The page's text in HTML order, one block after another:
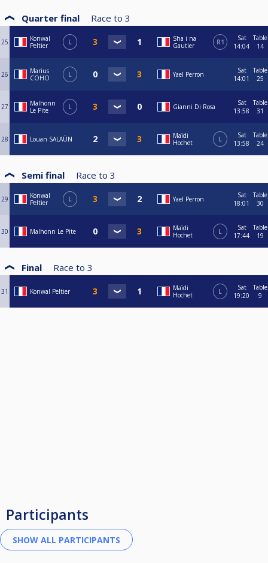
Quarter final Race to 3
25
Konwal
Peltier
L
Sha i na
Gautier
R1
Sat
14:04
Table
14
26
Marius
COHO
L Yael Perron
Sat
14:01
Table
25
27
Malhonn
Le Pite
L Gianni Di Rosa
Sat
13:58
Table
31
28 Louan SALAÜN
Maïdi
Hochet
L
Sat
13:58
Table
24
Semi final Race to 3
29
Konwal
Peltier
L Yael Perron
Sat
18:01
Table
30
30 Malhonn Le Pite
Maïdi
Hochet
L
Sat
17:44
Table
19
Final Race to 3
31 Konwal Peltier
Maïdi
Hochet
L
Sat
19:20
Table
9
Participants